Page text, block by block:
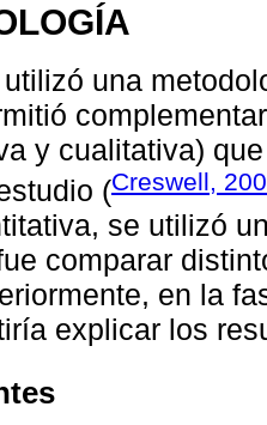
una
y cualitativa)
(Creswell,
se utilizó
comparar
en la
explicar los